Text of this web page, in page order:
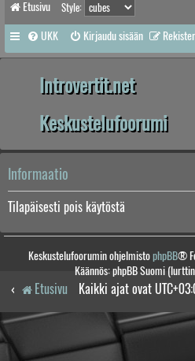
Etusivu Style:
UKK Kirjaudu sisään
Introvertit.net
Keskustelufoorumi
Informaatio
Tilapäisesti pois käytöstä
Keskustelufoorumin ohjelmistophpBB®
Käännös: phpBB Suomi
Etusivu Kaikki ajat ovat